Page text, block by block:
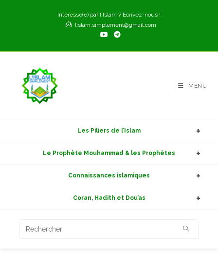
Intéressé(e) par l'Islam ? Ecrivez-nous !
lislam.simplement@gmail.com
MENU
Les Piliers de l’Islam
Le Prophète Mouhammad & les Prophètes
Connaissances islamiques
Coran, Hadith et Dou’as